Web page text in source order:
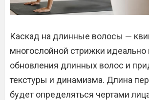
Каскад на длинные волосы —
многослойной ​​стрижки идеально
обновления длинных волос и
текстуры и динамизма. Длина
будет определяться чертами